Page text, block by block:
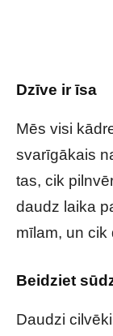
Dzīve ir īsa
Mēs visi
svarīgākais
tas, cik
daudz laika
mīlam, un cik
Beidziet
Daudzi